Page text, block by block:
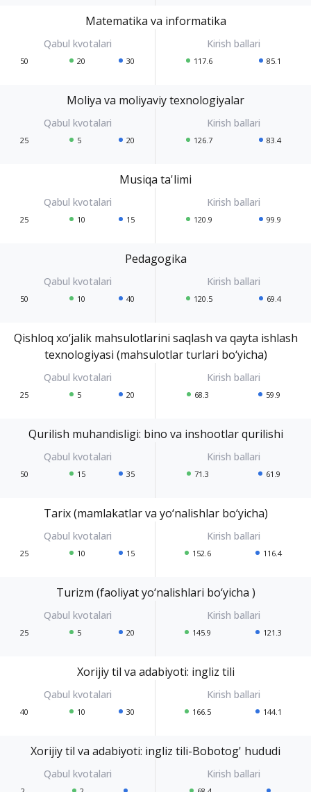
Matematika va informatika
50 20 30 117.6 85.1
Moliya va moliyaviy texnologiyalar
25 5 20 126.7 83.4
Musiqa ta'limi
25 10 15 120.9 99.9
Pedagogika
50 10 40 120.5 69.4
Qishloq xo‘jalik mahsulotlarini saqlash va qayta ishlash
texnologiyasi (mahsulotlar turlari bo‘yicha)
25 5 20 68.3 59.9
Qurilish muhandisligi: bino va inshootlar qurilishi
50 15 35 71.3 61.9
Tarix (mamlakatlar va yo‘nalishlar bo‘yicha)
25 10 15 152.6 116.4
Turizm (faoliyat yo‘nalishlari bo‘yicha )
25 5 20 145.9 121.3
Xorijiy til va adabiyoti: ingliz tili
40 10 30 166.5 144.1
Xorijiy til va adabiyoti: ingliz tili-Bobotog' hududi